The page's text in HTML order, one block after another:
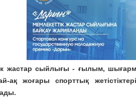
жастар сыйлығы - ғылым,
ақ жоғары спорттық